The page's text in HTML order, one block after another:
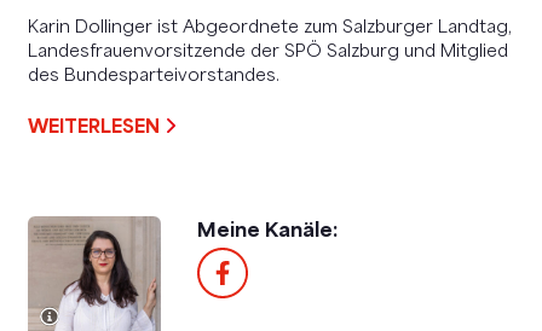
Karin Dollinger ist Abgeordnete zum Salzburger Landtag,
Landesfrauenvorsitzende der SPÖ Salzburg und Mitglied
des Bundesparteivorstandes.
WEITERLESEN
Meine Kanäle: